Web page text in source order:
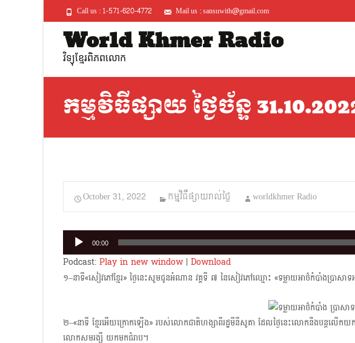
Call us : 1-571-620-4772 Mail us : sansuwith@gmail.com
World Khmer Radio
វិទ្យុខ្មែរពិភពលោក
កម្មវិធីផ្សាយ ថ្ងៃច័ន្ទ
October 31, 2022 កម្មវិធីផ្សាយរាល់ថ្ងៃ worldkhmer Radio
Audio
Player
00:00
Podcast: Play in new window| Download
១–នាទី«សៀវភៅខ្មែរ» ថ្ងៃនេះសូមជូនអំណាន វគ្គទី ​៧ នៃសៀវភៅឈ្មោះ «ទម្លាយអាថ៌កំបាំងប្រាស
២–«នាទី ខ្មែរអើយក្រោកឡើង» របស់​លោកជាតិហង្សា​ពីរដ្ឋមីនីសូតា ដែលថ្ងៃនេះលោកនឹងបន្តលើក
លោកសមរង្ស៊ី យកមកជំរាប។